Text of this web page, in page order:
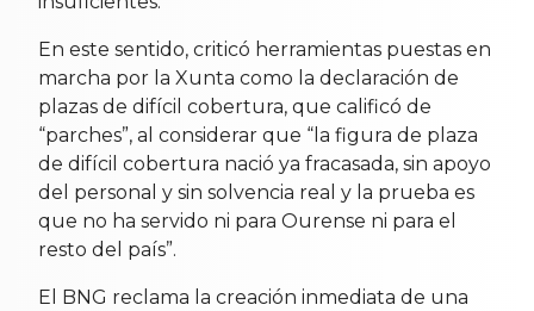
En este sentido, criticó herramientas puestas en
marcha por la Xunta como la declaración de
plazas de difícil cobertura, que calificó de
“parches”, al considerar que “la figura de plaza
de difícil cobertura nació ya fracasada, sin apoyo
del personal y sin solvencia real y la prueba es
que no ha servido ni para Ourense ni para el
resto del país”.
El BNG reclama la creación inmediata de una